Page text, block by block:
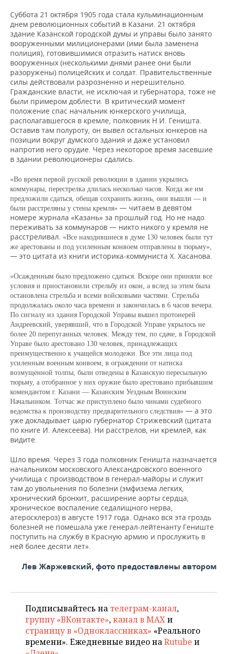
Суббота 21 октября 1905 года стала кульминационным
днем революционных событий в Казани. 21 октября
здание Казанской городской думы и управы было занято
вооруженными милиционерами (ими была заменена
полиция), готовившимися отразить натиск вновь
вооруженных (несколькими днями ранее они были
разоружены) полицейских и солдат. Правительственные
силы действовали разрозненно и нерешительно.
Гражданские власти, не исключая и губернатора, тоже не
были примером доблести. В критический момент
положение спас начальник юнкерского училища,
располагавшегося в кремле, полковник Н.И. Геништа.
Оставив там полуроту, он вывел остальных юнкеров на
позиции вокруг думского здания и даже установил
напротив него орудие. Через некоторое время засевшие
в здании революционеры сдались.
«Во время первой русской революции в здании укрылись
коммунары, перестрелка длилась несколько часов. Когда же им
предложили сдаться, обещав сохранить жизнь, они вышли — и
были расстреляны у стены кремля» — читаем в девятом
номере журнала «Казань» за прошлый год. Но не надо
переживать за коммунаров — никто никого у кремля не
расстреливал. «Все находившиеся в думе 130 человек были тут
же арестованы и под усиленным конвоем отправлены в тюрьму»,
— это цитата из книги историка-коммуниста Х. Хасанова.
«Осажденным было предложено сдаться. Вскоре они приняли все
условия и приостановили стрельбу из окон, а вслед за этим была
остановлена стрельба и всеми войсковыми частями. Стрельба
продолжалась около часа времени и закончилась в 6 часов вечера.
По сигналу из здания Городской Управы вышел протоиерей
Андреевский, уверявший, что в Городской Управе укрылось не
более 20 перепуганных человек. Между тем, по сдаче, в Городской
Управе было арестовано 130 человек, принадлежащих
преимущественно к учащейся молодежи. Все эти лица под
усиленным военным конвоем, в ограждении от натиска
возмущенной толпы, были отведены в Казанскую пересыльную
тюрьму, а отобранное у них оружие было арестовано прибывшим
комендантом г. Казани — Казанским Уездным Воинским
Начальником. Тотчас же приступлено было чинами судебного
ведомства к производству предварительного следствия» — а это
уже докладывает царю губернатор Стрижевский (цитата
по книге И. Алексеева). Ни расстрелов, ни кремлей, как
видите.
Шло время. Через 3 года полковник Геништа назначается
начальником московского Александровского военного
училища с производством в генерал-майоры и служит
там до увольнения по болезни (эмфизема легких,
хронический бронхит, расширение аорты сердца,
хроническое воспаление седалищного нерва,
атеросклероз) в августе 1917 года. Однако вся эта гроздь
болезней не помешала уже генерал-лейтенанту Гениште
поступить на службу в Красную армию и прослужить в
ней более десяти лет».
Лев Жаржевский, фото предоставлены автором
Подписывайтесь на телеграм-канал,
группу «ВКонтакте»,канал в MAXи
страницу в «Одноклассниках» «Реального
времени». Ежедневные видео наRutube и